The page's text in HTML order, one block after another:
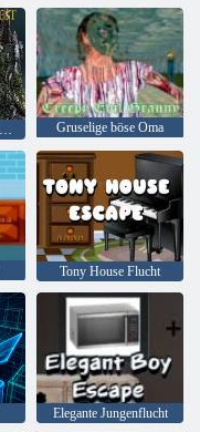
Gruselige böse Oma
Tony House Flucht
Elegante Jungenflucht